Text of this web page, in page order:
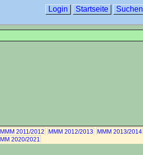
MMM 2011/2012 MMM 2012/2013 MMM 2013/2014
2020/2021
Login Startseite Suchen